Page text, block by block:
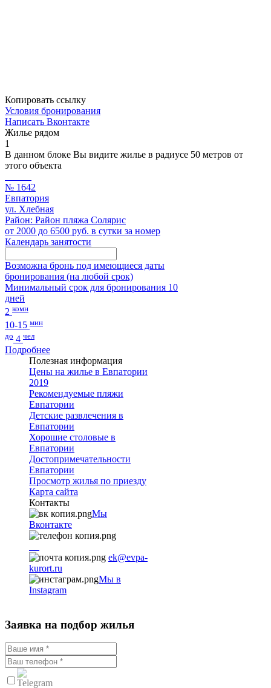
Копировать ссылку
Условия бронирования
Написать Вконтакте
Жилье рядом
1
В данном блоке Вы видите жилье в радиусе 50 метров от
этого объекта
№ 1642
Евпатория
ул. Хлебная
Район: Район пляжа Солярис
от 2000 до 6500 руб. в сутки за номер
Календарь занятости
Возможна бронь под имеющиеся даты
бронирования (на любой срок)
Минимальный срок для бронирования 10
дней
2 комн
10-15 мин
до 4 чел
Подробнее
Полезная информация
Цены на жилье в Евпатории
2019
Рекомендуемые пляжи
Евпатории
Детские развлечения в
Евпатории
Хорошие столовые в
Евпатории
Достопримечательности
Евпатории
Просмотр жилья по приезду
Карта сайта
Контакты
Мы
Вконтакте
ek@evpa-
kurort.ru
Мы в
Instagram
Заявка на подбор жилья